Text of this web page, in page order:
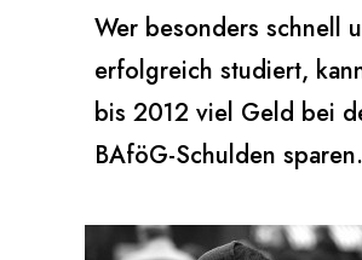
Wer besonders schnell
erfolgreich studiert,
bis 2012 viel Geld bei
BAföG-Schulden sparen.